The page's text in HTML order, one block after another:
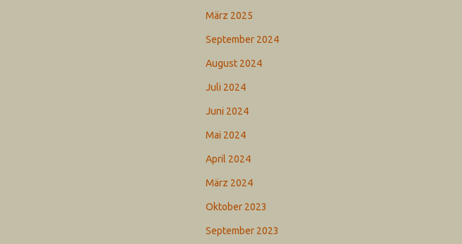
März 2025
September 2024
August 2024
Juli 2024
Juni 2024
Mai 2024
April 2024
März 2024
Oktober 2023
September 2023